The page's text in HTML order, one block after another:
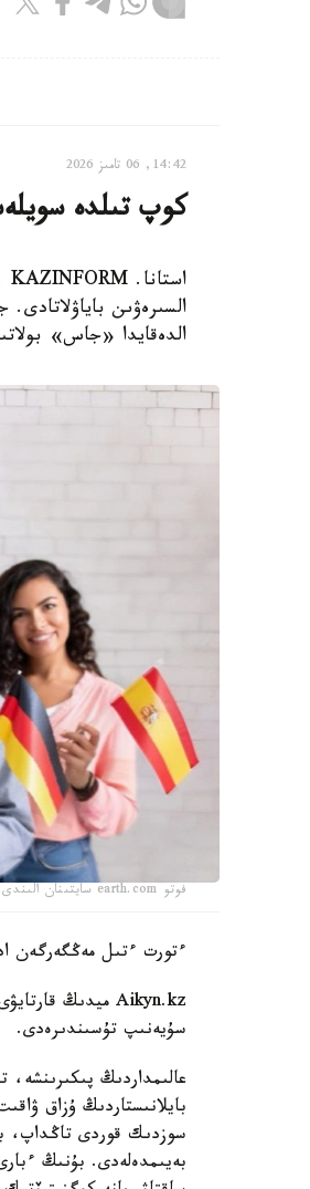
14:42, 06 تامىز 2026
كوپ تىلدە
السىرەۋىن
الدەقايدا «جاس»
فوتو earth.com سايتىنان الىندى
ءتورت ءتىل مەڭگەرگەن ادامداردىڭ ميى
سۇيەنىپ تۇسىندىرەدى.
عالىمداردىڭ پىكىرىنشە،
بايلانىستاردىڭ ۇزاق
سوزدىك قوردى تاڭداپ،
بەيىمدەلەدى. بۇنىڭ